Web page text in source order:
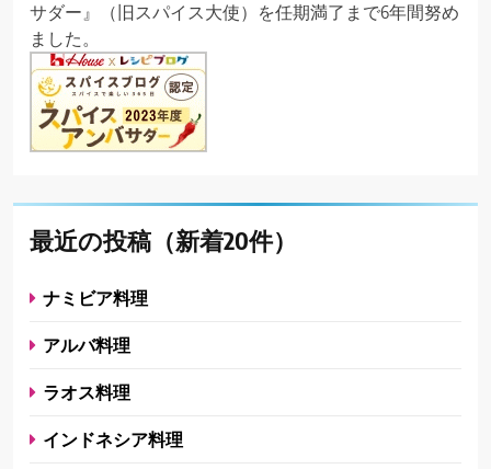
サダー』（旧スパイス大使）を任期満了まで6年間努め
ました。
最近の投稿（新着20件）
ナミビア料理
アルバ料理
ラオス料理
インドネシア料理